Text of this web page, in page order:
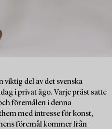
viktig del av det svenska
i privat ägo. Varje präst satte
föremålen i denna
med intresse för konst,
föremål kommer från